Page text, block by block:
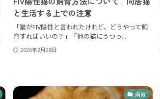
と生活する上での注意
「猫がFIV陽性と言われたけれど、どうやって飼
育すればいいの？」「他の猫にうつっ...
2026年2月28日
病気